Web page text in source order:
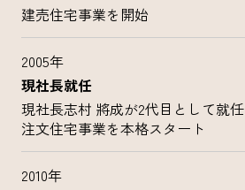
建売住宅事業を開始
2005年
現社長就任
現社長志村 將成が2代目として就任
注文住宅事業を本格スタート
2010年